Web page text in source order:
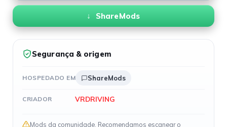
ShareMods
Segurança & origem
HOSPEDADO EM ShareMods
CRIADOR VRDRIVING
Mods da comunidade. Recomendamos escanear o